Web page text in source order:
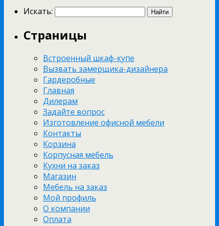
Искать:
Страницы
Встроенный шкаф-купе
Вызвать замерщика-дизайнера
Гардеробные
Главная
Дилерам
Задайте вопрос
Изготовление офисной мебели
Контакты
Корзина
Корпусная мебель
Кухни на заказ
Магазин
Мебель на заказ
Мой профиль
О компании
Оплата